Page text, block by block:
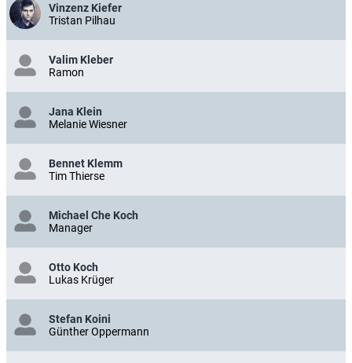
Vinzenz Kiefer
Tristan Pilhau
Valim Kleber
Ramon
Jana Klein
Melanie Wiesner
Bennet Klemm
Tim Thierse
Michael Che Koch
Manager
Otto Koch
Lukas Krüger
Stefan Koini
Günther Oppermann